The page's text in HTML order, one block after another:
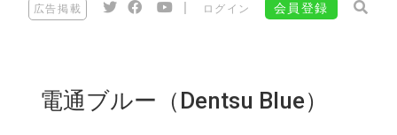
広告掲載 ログイン 会員登録
電通ブルー（Dentsu Blue）